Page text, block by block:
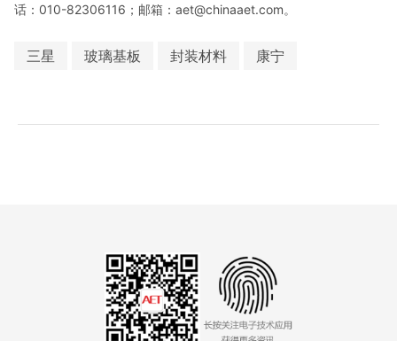
话：010-82306116；邮箱：aet@chinaaet.com。
三星 玻璃基板 封装材料 康宁